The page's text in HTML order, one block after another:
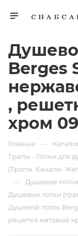
Berges
,
хром
Главная —
Трапы - Лотки для
(Трапы. Каналы.
— Душевые
Душевые лотки
Душевой лоток
решетка матовый